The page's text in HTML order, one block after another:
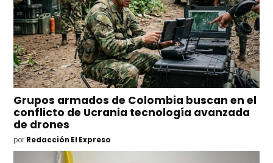
Grupos armados de Colombia buscan en el
conflicto de Ucrania tecnología avanzada
de drones
por Redacción El Expreso